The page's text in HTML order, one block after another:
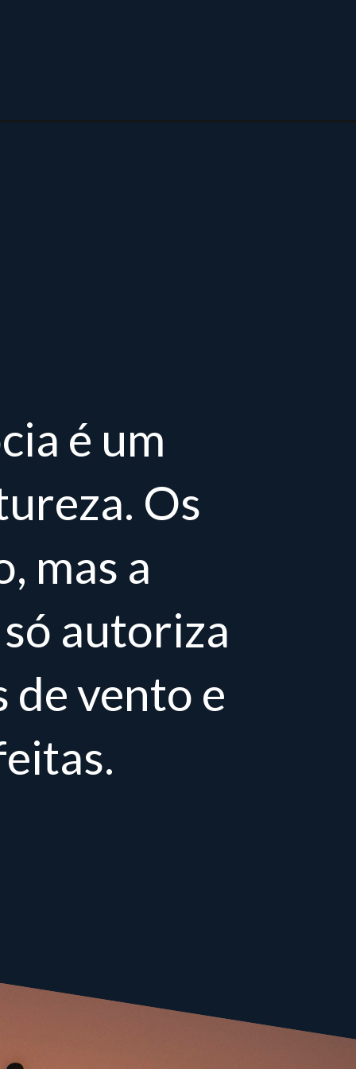
é um
Os
mas a
autoriza
de vento e